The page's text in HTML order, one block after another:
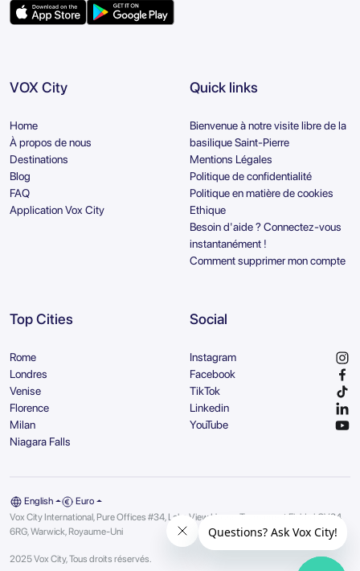
VOX City
Home
À propos de nous
Destinations
Blog
FAQ
Application Vox City
Quick links
Bienvenue à notre visite libre de la
basilique Saint-Pierre
Mentions Légales
Politique de confidentialité
Politique en matière de cookies
Ethique
Besoin d'aide ? Connectez-vous
instantanément !
Comment supprimer mon compte
Top Cities
Rome
Londres
Venise
Florence
Milan
Niagara Falls
Social
Instagram
Facebook
TikTok
Linkedin
YouTube
English
Euro
Vox City International, Pure Offices #34, Lake View House, Tournament Fields | CV34
6RG, Warwick, Royaume-Uni
2025 Vox City, Tous droits réservés.